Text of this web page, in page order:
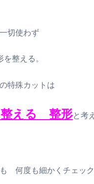
切使わず
整える。
特殊カットは
整える 整形と考
何度も細かくチェッ